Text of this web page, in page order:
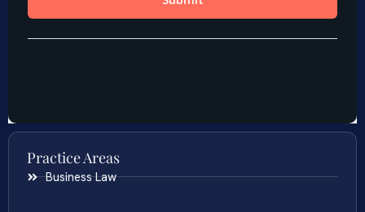
Practice Areas
Business Law